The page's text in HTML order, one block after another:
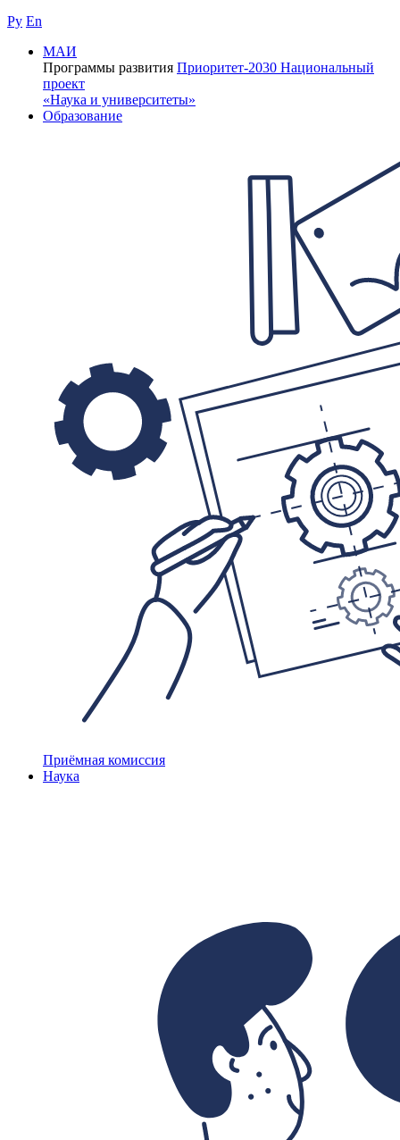
Ру En
МАИ
Программы развития Приоритет-2030 Национальный
проект
«Наука и университеты»
Образование
Приёмная комиссия
Наука